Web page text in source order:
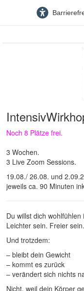
Noch 8 Plätze frei.
3 Wochen.
3 Live Zoom Sessions.
19.08./ 26.08. und
jeweils ca. 90 Minuten
Du willst dich
Leichter sein. Freier sein.
Und trotzdem:
– bleibt dein Gewicht
– kommt es zurück
– verändert sich nichts
Nicht, weil dein Körper